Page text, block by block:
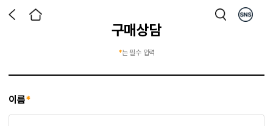
구매상담
*는 필수 입력
이름*